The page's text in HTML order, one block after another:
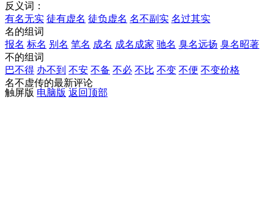
反义词：
有名无实 徒有虚名 徒负虚名 名不副实 名过其实
名的组词
报名 标名 别名 笔名 成名 成名成家 驰名 臭名远扬 臭名昭著
不的组词
巴不得 办不到 不安 不备 不必 不比 不变 不便 不变价格
名不虚传的最新评论
触屏版 电脑版 返回顶部